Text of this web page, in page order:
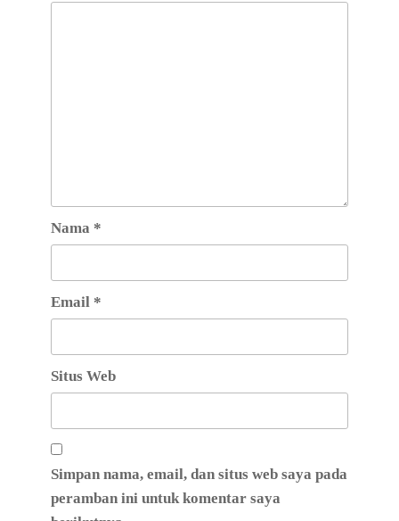
Nama *
Email *
Situs Web
Simpan nama, email, dan situs web saya pada
peramban ini untuk komentar saya